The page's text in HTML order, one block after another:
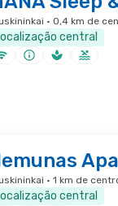
· 0,4 km de
central
· 1 km de
central